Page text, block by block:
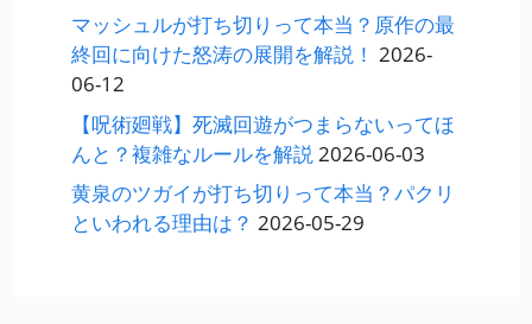
マッシュルが打ち切りって本当？原作の最
終回に向けた怒涛の展開を解説！ 2026-
06-12
【呪術廻戦】死滅回遊がつまらないってほ
んと？複雑なルールを解説2026-06-03
黄泉のツガイが打ち切りって本当？パクリ
といわれる理由は？ 2026-05-29